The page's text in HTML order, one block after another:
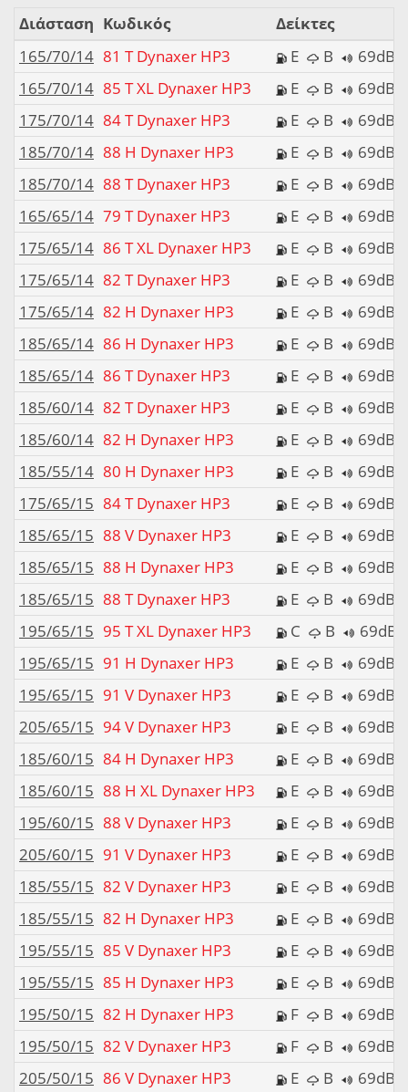
Διάσταση Κωδικός
Δείκτες
165/70/14 81 T Dynaxer HP3 E B
69dB
165/70/14 85 T XL Dynaxer HP3 E B
69dB
175/70/14 84 T Dynaxer HP3 E B
69dB
185/70/14 88 H Dynaxer HP3 E B
69dB
185/70/14 88 T Dynaxer HP3 E B
69dB
165/65/14 79 T Dynaxer HP3 E B
69dB
175/65/14 86 T XL Dynaxer HP3 E B
69dB
175/65/14 82 T Dynaxer HP3 E B
69dB
175/65/14 82 H Dynaxer HP3 E B
69dB
185/65/14 86 H Dynaxer HP3 E B
69dB
185/65/14 86 T Dynaxer HP3 E B
69dB
185/60/14 82 T Dynaxer HP3 E B
69dB
185/60/14 82 H Dynaxer HP3 E B
69dB
185/55/14 80 H Dynaxer HP3 E B
69dB
175/65/15 84 T Dynaxer HP3 E B
69dB
185/65/15 88 V Dynaxer HP3 E B
69dB
185/65/15 88 H Dynaxer HP3 E B
69dB
185/65/15 88 T Dynaxer HP3 E B
69dB
195/65/15 95 T XL Dynaxer HP3 C B
69dB
195/65/15 91 H Dynaxer HP3 E B
69dB
195/65/15 91 V Dynaxer HP3 E B
69dB
205/65/15 94 V Dynaxer HP3 E B
69dB
185/60/15 84 H Dynaxer HP3 E B
69dB
185/60/15 88 H XL Dynaxer HP3 E B
69dB
195/60/15 88 V Dynaxer HP3 E B
69dB
205/60/15 91 V Dynaxer HP3 E B
69dB
185/55/15 82 V Dynaxer HP3 E B
69dB
185/55/15 82 H Dynaxer HP3 E B
69dB
195/55/15 85 V Dynaxer HP3 E B
69dB
195/55/15 85 H Dynaxer HP3 E B
69dB
195/50/15 82 H Dynaxer HP3 F B
69dB
195/50/15 82 V Dynaxer HP3 F B
69dB
205/50/15 86 V Dynaxer HP3 E B 69dB